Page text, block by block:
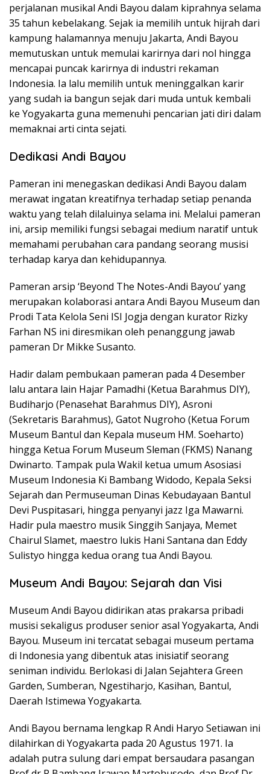
perjalanan musikal Andi Bayou dalam kiprahnya selama
35 tahun kebelakang. Sejak ia memilih untuk hijrah dari
kampung halamannya menuju Jakarta, Andi Bayou
memutuskan untuk memulai karirnya dari nol hingga
mencapai puncak karirnya di industri rekaman
Indonesia. Ia lalu memilih untuk meninggalkan karir
yang sudah ia bangun sejak dari muda untuk kembali
ke Yogyakarta guna memenuhi pencarian jati diri dalam
memaknai arti cinta sejati.
Dedikasi Andi Bayou
Pameran ini menegaskan dedikasi Andi Bayou dalam
merawat ingatan kreatifnya terhadap setiap penanda
waktu yang telah dilaluinya selama ini. Melalui pameran
ini, arsip memiliki fungsi sebagai medium naratif untuk
memahami perubahan cara pandang seorang musisi
terhadap karya dan kehidupannya.
Pameran arsip ‘Beyond The Notes-Andi Bayou’ yang
merupakan kolaborasi antara Andi Bayou Museum dan
Prodi Tata Kelola Seni ISI Jogja dengan kurator Rizky
Farhan NS ini diresmikan oleh penanggung jawab
pameran Dr Mikke Susanto.
Hadir dalam pembukaan pameran pada 4 Desember
lalu antara lain Hajar Pamadhi (Ketua Barahmus DIY),
Budiharjo (Penasehat Barahmus DIY), Asroni
(Sekretaris Barahmus), Gatot Nugroho (Ketua Forum
Museum Bantul dan Kepala museum HM. Soeharto)
hingga Ketua Forum Museum Sleman (FKMS) Nanang
Dwinarto. Tampak pula Wakil ketua umum Asosiasi
Museum Indonesia Ki Bambang Widodo, Kepala Seksi
Sejarah dan Permuseuman Dinas Kebudayaan Bantul
Devi Puspitasari, hingga penyanyi jazz Iga Mawarni.
Hadir pula maestro musik Singgih Sanjaya, Memet
Chairul Slamet, maestro lukis Hani Santana dan Eddy
Sulistyo hingga kedua orang tua Andi Bayou.
Museum Andi Bayou: Sejarah dan Visi
Museum Andi Bayou didirikan atas prakarsa pribadi
musisi sekaligus produser senior asal Yogyakarta, Andi
Bayou. Museum ini tercatat sebagai museum pertama
di Indonesia yang dibentuk atas inisiatif seorang
seniman individu. Berlokasi di Jalan Sejahtera Green
Garden, Sumberan, Ngestiharjo, Kasihan, Bantul,
Daerah Istimewa Yogyakarta.
Andi Bayou bernama lengkap R Andi Haryo Setiawan ini
dilahirkan di Yogyakarta pada 20 Agustus 1971. Ia
adalah putra sulung dari empat bersaudara pasangan